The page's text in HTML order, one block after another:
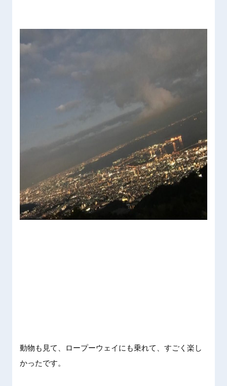
動物も見て、ロープーウェイにも乗れて、すごく楽し
かったです。